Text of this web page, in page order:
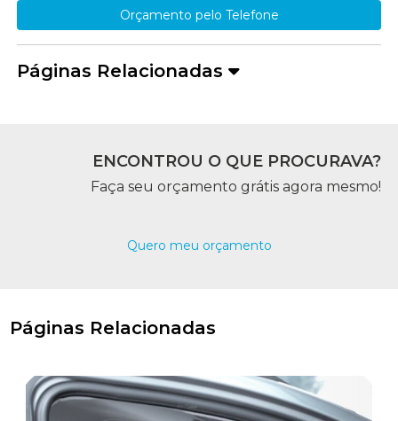
Orçamento pelo Telefone
Páginas Relacionadas
ENCONTROU O QUE PROCURAVA?
Faça seu orçamento grátis agora mesmo!
Quero meu orçamento
Páginas Relacionadas